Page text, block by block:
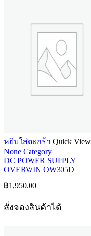
หยิบใส่ตะกร้า Quick View
None Category
DC POWER SUPPLY
OVERWIN OW305D
฿1,950.00
สั่งจองสินค้าได้